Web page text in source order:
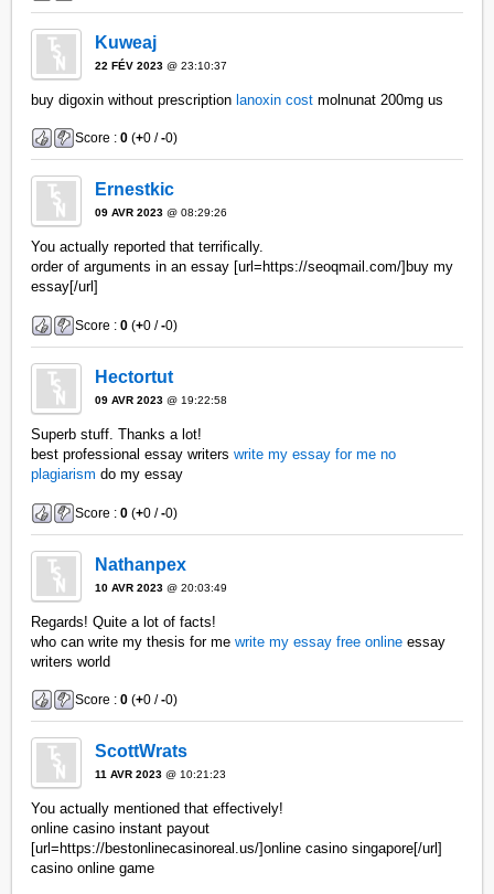
Kuweaj
22 FÉV 2023 @ 23:10:37
buy digoxin without prescription lanoxin cost molnunat 200mg us
Score :0 (+0 /-0)
Ernestkic
09 AVR 2023 @ 08:29:26
You actually reported that terrifically.
order of arguments in an essay [url=https://seoqmail.com/]buy my
essay[/url]
Score :0 (+0 /-0)
Hectortut
09 AVR 2023 @ 19:22:58
Superb stuff. Thanks a lot!
best professional essay writerswrite my essay for me no
plagiarism do my essay
Score :0 (+0 /-0)
Nathanpex
10 AVR 2023 @ 20:03:49
Regards! Quite a lot of facts!
who can write my thesis for mewrite my essay free online essay
writers world
Score :0 (+0 /-0)
ScottWrats
11 AVR 2023 @ 10:21:23
You actually mentioned that effectively!
online casino instant payout
[url=https://bestonlinecasinoreal.us/]online casino singapore[/url]
casino online game